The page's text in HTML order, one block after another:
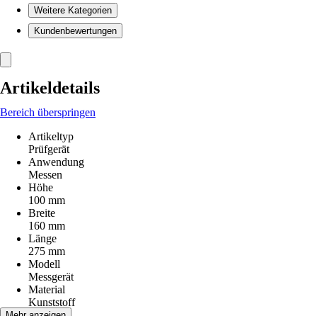
Weitere Kategorien
Kundenbewertungen
Artikeldetails
Bereich überspringen
Artikeltyp
Prüfgerät
Anwendung
Messen
Höhe
100 mm
Breite
160 mm
Länge
275 mm
Modell
Messgerät
Material
Kunststoff